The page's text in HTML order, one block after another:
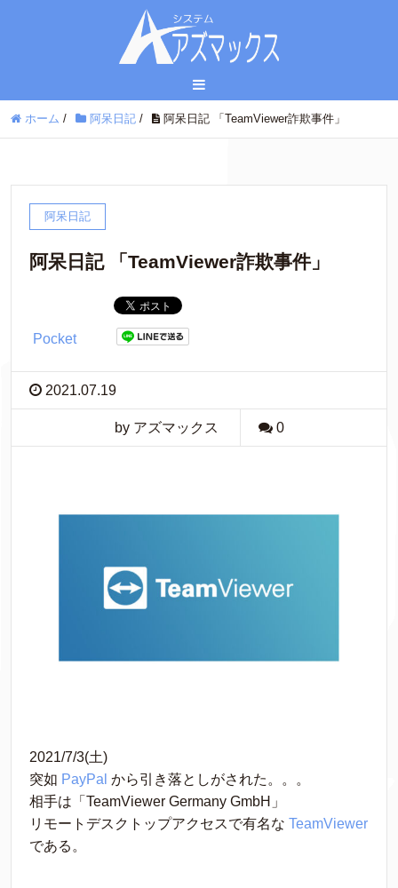
ホーム / 阿呆日記 / 阿呆日記 「TeamViewer詐欺事件」
阿呆日記
阿呆日記 「TeamViewer詐欺事件」
Pocket
2021.07.19
by アズマックス 0
2021/7/3(土)
突如 PayPal から引き落としがされた。。。
相手は「TeamViewer Germany GmbH」
リモートデスクトップアクセスで有名な TeamViewer
である。